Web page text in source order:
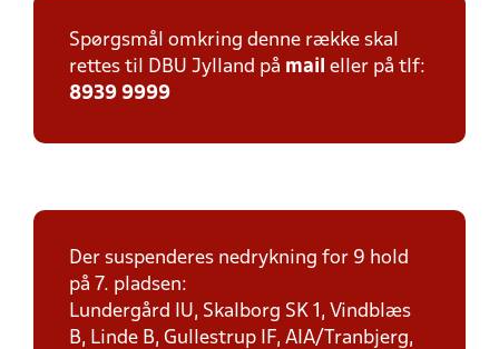
Spørgsmål omkring denne række skal
rettes til DBU Jylland på mail eller på tlf:
8939 9999
Der suspenderes nedrykning for 9 hold
på 7. pladsen:
Lundergård IU, Skalborg SK 1, Vindblæs
B, Linde B, Gullestrup IF, AIA/Tranbjerg,